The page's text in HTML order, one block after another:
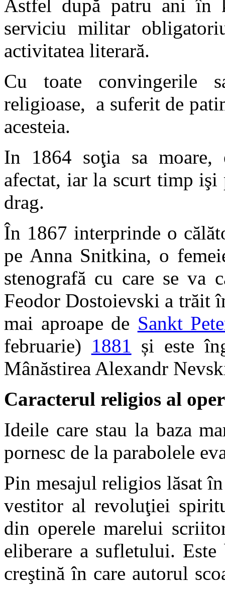
Astfel după patru ani în
serviciu militar
activitatea literară.
Cu toate convingerile
religioase, a suferit de
acesteia.
In 1864 soţia sa moare,
afectat, iar la scurt timp işi
drag.
În 1867 interprinde o
pe Anna Snitkina, o
stenografă cu care se
Feodor Dostoievski a trăit
mai aproape de Sankt
februarie) 1881 și este
Mânăstirea Alexandr
Caracterul religios al
Ideile care stau la baza
pornesc de la parabolele
Pin mesajul religios lăsat
vestitor al revoluţiei
din operele marelui
eliberare a sufletului.
creştină în care autorul